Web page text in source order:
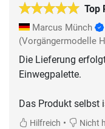
Top
Marcus Münch
(Vorgängermodelle
Die Lieferung
Einwegpalette.
Das Produkt selbst
Hilfreich • Nicht